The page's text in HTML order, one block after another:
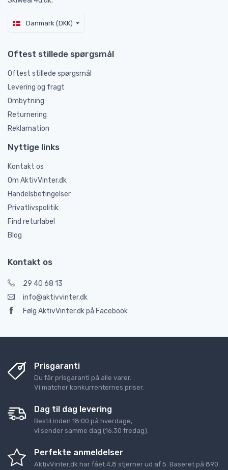
Danmark (DKK)
Oftest stillede spørgsmål
Oftest stillede spørgsmål
Levering og fragt
Ombytning
Returnering
Reklamation
Nyttige links
Kontakt os
Om AktivVinter.dk
Handelsbetingelser
Privatlivspolitik
Find returlabel
Blog
Kontakt os
29 40 68 13
info@aktivvinter.dk
Følg AktivVinter.dk på Facebook
Prisgaranti
Du får prisgaranti på alle varer.
Vi matcher konkurrenternes priser.
Dag til dag levering
Bestil inden 18:00 på hverdage,
vi sender samme dag (16:30 fredag).
Perfekte anmeldelser
AktivVinter.dk har fået 4,8 stjerner ud af 5 . Baseret på 890